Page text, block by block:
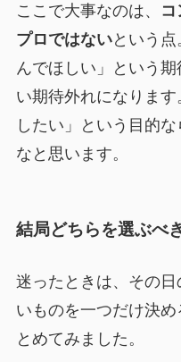
ここで大事なのは、
プロではないという点
んでほしい」という
い期待外れになりま
したい」という目的
なと思います。
結局どちらを選ぶべ
迷ったときは、その
いものを一つだけ決
とめてみました。